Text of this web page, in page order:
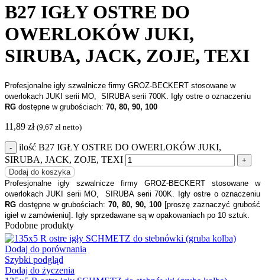
B27 IGŁY OSTRE DO
OWERLOKÓW JUKI,
SIRUBA, JACK, ZOJE, TEXI
Profesjonalne igły szwalnicze firmy GROZ-BECKERT stosowane w
owerlokach JUKI serii MO, SIRUBA serii 700K. Igły ostre o oznaczeniu
RG dostępne w grubościach: 70, 80, 90, 100
11,89 zł (9,67 zł netto)
ilość B27 IGŁY OSTRE DO OWERLOKÓW JUKI,
SIRUBA, JACK, ZOJE, TEXI
Dodaj do koszyka
Profesjonalne igły szwalnicze firmy GROZ-BECKERT stosowane w
owerlokach JUKI serii MO, SIRUBA serii 700K. Igły ostre o oznaczeniu
RG dostępne w grubościach: 70, 80, 90, 100 [proszę zaznaczyć grubość
igieł w zamówieniu].
Igły sprzedawane są w opakowaniach po 10 sztuk.
Podobne produkty
Dodaj do porównania
Szybki podgląd
Dodaj do życzenia